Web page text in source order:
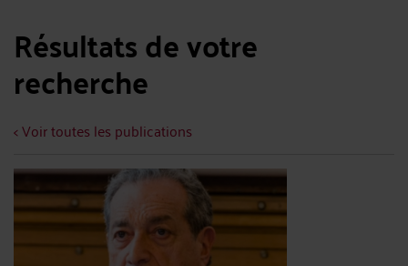
Résultats de votre
recherche
< Voir toutes les publications